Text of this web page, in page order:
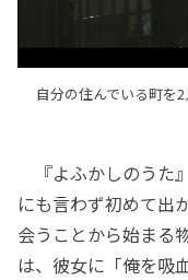
自分の住んでいる町を
『よふかしのうた
にも言わず初めて出
会うことから始まる
は、彼女に「俺を吸